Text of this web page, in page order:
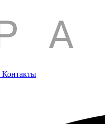
Контакты